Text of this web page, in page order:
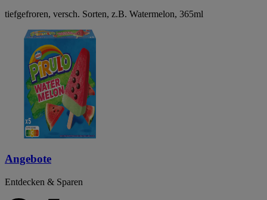
tiefgefroren, versch. Sorten, z.B. Watermelon, 365ml
Angebote
Entdecken & Sparen